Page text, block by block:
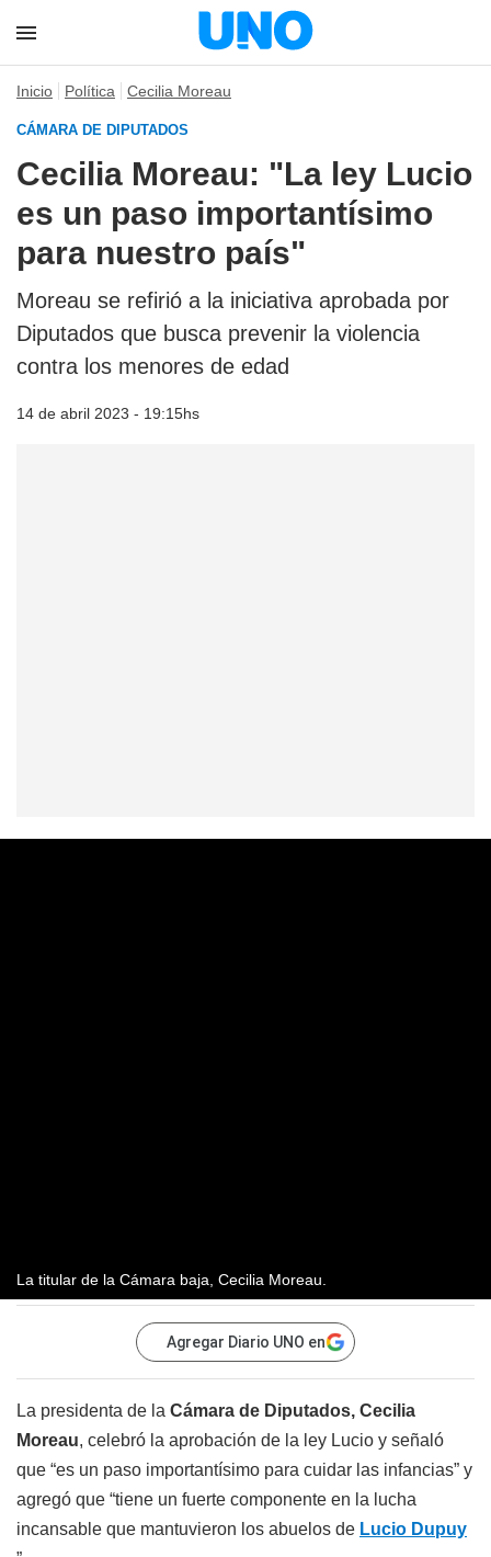
Inicio Política Cecilia Moreau
CÁMARA DE DIPUTADOS
Cecilia Moreau: "La ley Lucio
es un paso importantísimo
para nuestro país"
Moreau se refirió a la iniciativa aprobada por
Diputados que busca prevenir la violencia
contra los menores de edad
14 de abril 2023 - 19:15hs
La titular de la Cámara baja, Cecilia Moreau.
Agregar Diario UNO en
La presidenta de la Cámara de Diputados, Cecilia
Moreau, celebró la aprobación de la ley Lucio y señaló
que “es un paso importantísimo para cuidar las infancias” y
agregó que “tiene un fuerte componente en la lucha
incansable que mantuvieron los abuelos de Lucio Dupuy